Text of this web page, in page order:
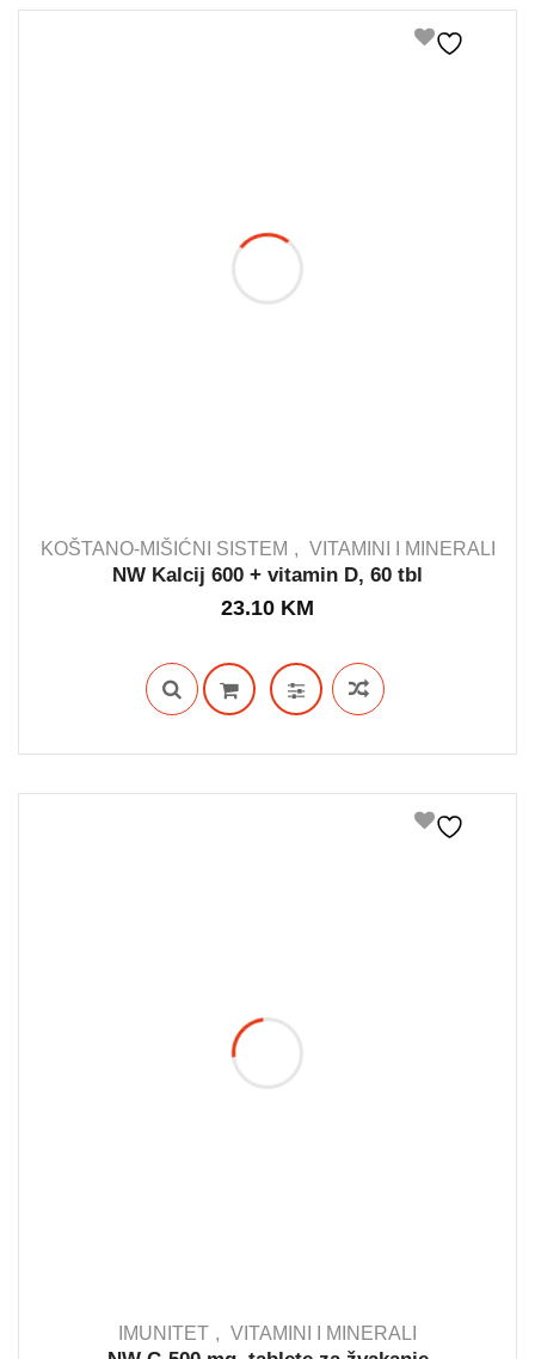
IN STOCK
KOŠTANO-MIŠIĆNI SISTEM VITAMINI I MINERALI
NW Kalcij 600 + vitamin D, 60 tbl
23.10 KM
IMUNITET VITAMINI I MINERALI